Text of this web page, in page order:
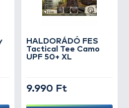
HALDORÁDÓ FES
Tactical Tee Camo
UPF 50+ XL
9.990 Ft